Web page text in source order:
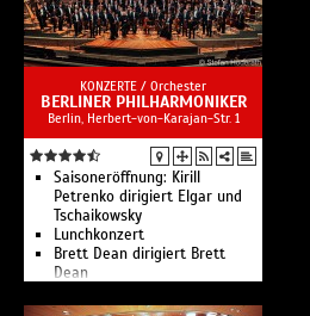
KONZERTE / Orchester
BERLINER PHILHARMONIKER
Berlin, Herbert-von-Karajan-Str. 1
Saisoneröffnung: Kirill
Petrenko dirigiert Elgar und
Tschaikowsky
Lunchkonzert
Brett Dean dirigiert Brett
Dean
Falla, Janáček und eine